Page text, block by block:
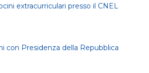
extracurriculari presso il CNEL
con Presidenza della Repubblica